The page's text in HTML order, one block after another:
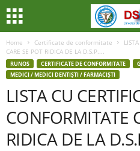
Home Certificate de conformitate
CARE SE POT RIDICA DE LA D.S.P....
RUNOS CERTIFICATE DE CONFORMITATE
MEDICI / MEDICI DENTIȘTI / FARMACIȘTI
LISTA CU
CONFORMITATE
RIDICA DE LA